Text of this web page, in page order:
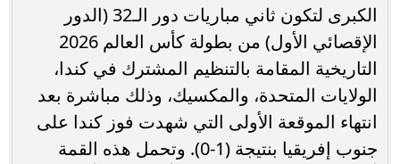
الكبرى لتكون ثاني مباريات دور الـ32 (الدور
الإقصائي الأول) من بطولة كأس العالم 2026
التاريخية المقامة بالتنظيم المشترك في كندا،
الولايات المتحدة، والمكسيك، وذلك مباشرة بعد
انتهاء الموقعة الأولى التي شهدت فوز كندا على
جنوب إفريقيا بنتيجة (1-0). وتحمل هذه القمة